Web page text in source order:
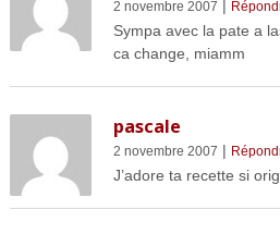
2 novembre 2007 |
Sympa avec la pate a
ca change, miamm
pascale
2 novembre 2007 |
J’adore ta recette si